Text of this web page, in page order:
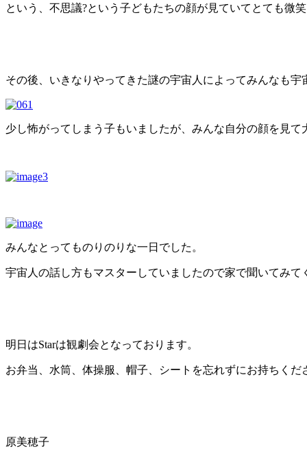
という、不思議?という子どもたちの顔が見ていてとても微笑
その後、いきなりやってきた謎の宇宙人によってみんなも宇
少し怖がってしまう子もいましたが、みんな自分の顔を見て
みんなとってものりのりな一日でした。
宇宙人の話し方もマスターしていましたので家で聞いてみて
明日はStarは観劇会となっております。
お弁当、水筒、体操服、帽子、シートを忘れずにお持ちくだ
原美穂子